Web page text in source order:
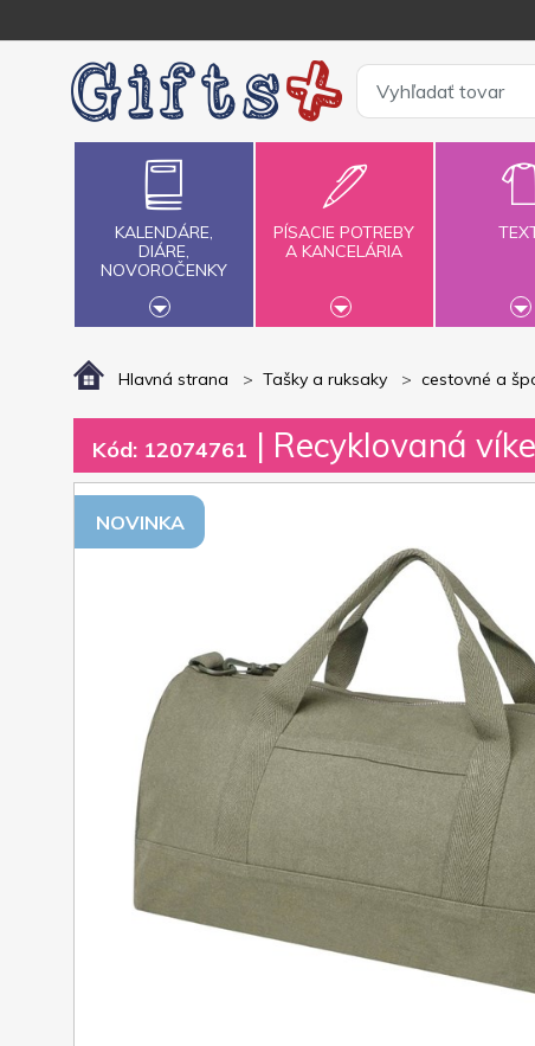
KALENDÁRE,
DIÁRE,
NOVOROČENKY
PÍSACIE POTREBY
A KANCELÁRIA
Hlavná strana Tašky a ruksaky cestovné a
Kód: 12074761 | Recyklovaná
NOVINKA